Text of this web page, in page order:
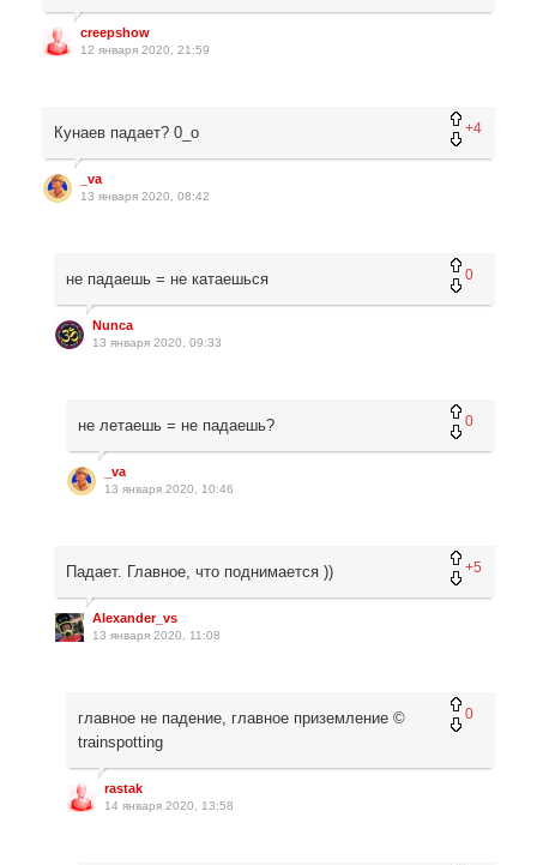
creepshow
12 января 2020, 21:59
+4
Кунаев падает? 0_о
_va
13 января 2020, 08:42
0
не падаешь = не катаешься
Nunca
13 января 2020, 09:33
0
не летаешь = не падаешь?
_va
13 января 2020, 10:46
+5
Падает. Главное, что поднимается ))
Alexander_vs
13 января 2020, 11:08
0
главное не падение, главное приземление ©
trainspotting
rastak
14 января 2020, 13:58